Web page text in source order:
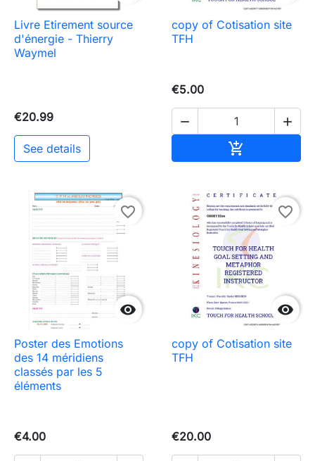
Livre Etirement source
d'énergie - Thierry
Waymel
€20.99
See details
copy of Cotisation site
TFH
€5.00
 


favorite_border
Poster des Emotions
des 14 méridiens
classés par les 5
éléments
€4.00

favorite_border
copy of Cotisation site
TFH
€20.00